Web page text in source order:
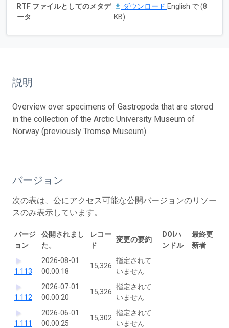
RTF ファイルとしてのメタデ
ータ
ダウンロード English で (8
KB)
説明
Overview over specimens of Gastropoda that are stored
in the collection of the Arctic University Museum of
Norway (previously Tromsø Museum).
バージョン
次の表は、公にアクセス可能な公開バージョンのリソー
スのみ表示しています。
バージ
ョン
公開されまし
た。
レコー
ド
変更の要約
DOIハ
ンドル
最終更
新者
1.113
2026-08-01
00:00:18
15,326
指定されて
いません
1.112
2026-07-01
00:00:20
15,326
指定されて
いません
1.111
2026-06-01
00:00:25
15,302
指定されて
いません